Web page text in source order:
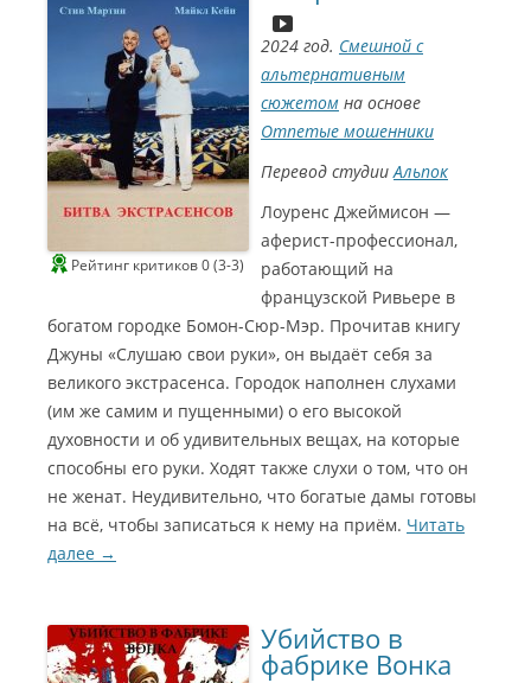
Рейтинг критиков 0 (3-3)
2024 год. Смешной с
альтернативным
сюжетом на основе
Отпетые мошенники
Перевод студииАльпок
Лоуренс Джеймисон —
аферист-профессионал,
работающий на
французской Ривьере в
богатом городке Бомон-Сюр-Мэр. Прочитав книгу
Джуны «Слушаю свои руки», он выдаёт себя за
великого экстрасенса. Городок наполнен слухами
(им же самим и пущенными) о его высокой
духовности и об удивительных вещах, на которые
способны его руки. Ходят также слухи о том, что он
не женат. Неудивительно, что богатые дамы готовы
на всё, чтобы записаться к нему на приём. Читать
далее →
Убийство в
фабрике Вонка